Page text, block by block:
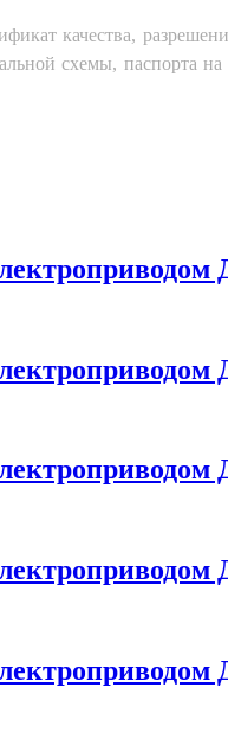
качества,
схемы, паспорта на